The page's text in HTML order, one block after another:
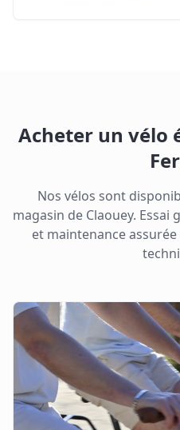
Acheter un vélo
Nos vélos sont
magasin de Claouey.
et maintenance